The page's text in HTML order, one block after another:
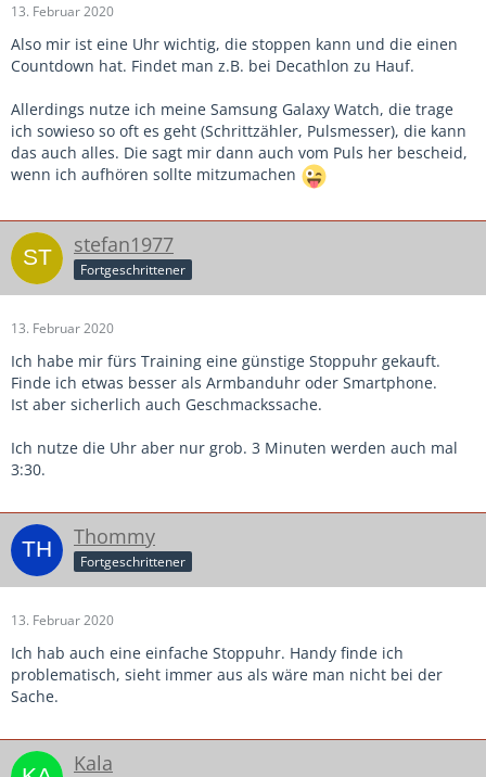
13. Februar 2020
Also mir ist eine Uhr wichtig, die stoppen kann und die einen
Countdown hat. Findet man z.B. bei Decathlon zu Hauf.
Allerdings nutze ich meine Samsung Galaxy Watch, die trage
ich sowieso so oft es geht (Schrittzähler, Pulsmesser), die kann
das auch alles. Die sagt mir dann auch vom Puls her bescheid,
wenn ich aufhören sollte mitzumachen
stefan1977
Fortgeschrittener
13. Februar 2020
Ich habe mir fürs Training eine günstige Stoppuhr gekauft.
Finde ich etwas besser als Armbanduhr oder Smartphone.
Ist aber sicherlich auch Geschmackssache.
Ich nutze die Uhr aber nur grob. 3 Minuten werden auch mal
3:30.
Thommy
Fortgeschrittener
13. Februar 2020
Ich hab auch eine einfache Stoppuhr. Handy finde ich
problematisch, sieht immer aus als wäre man nicht bei der
Sache.
Kala